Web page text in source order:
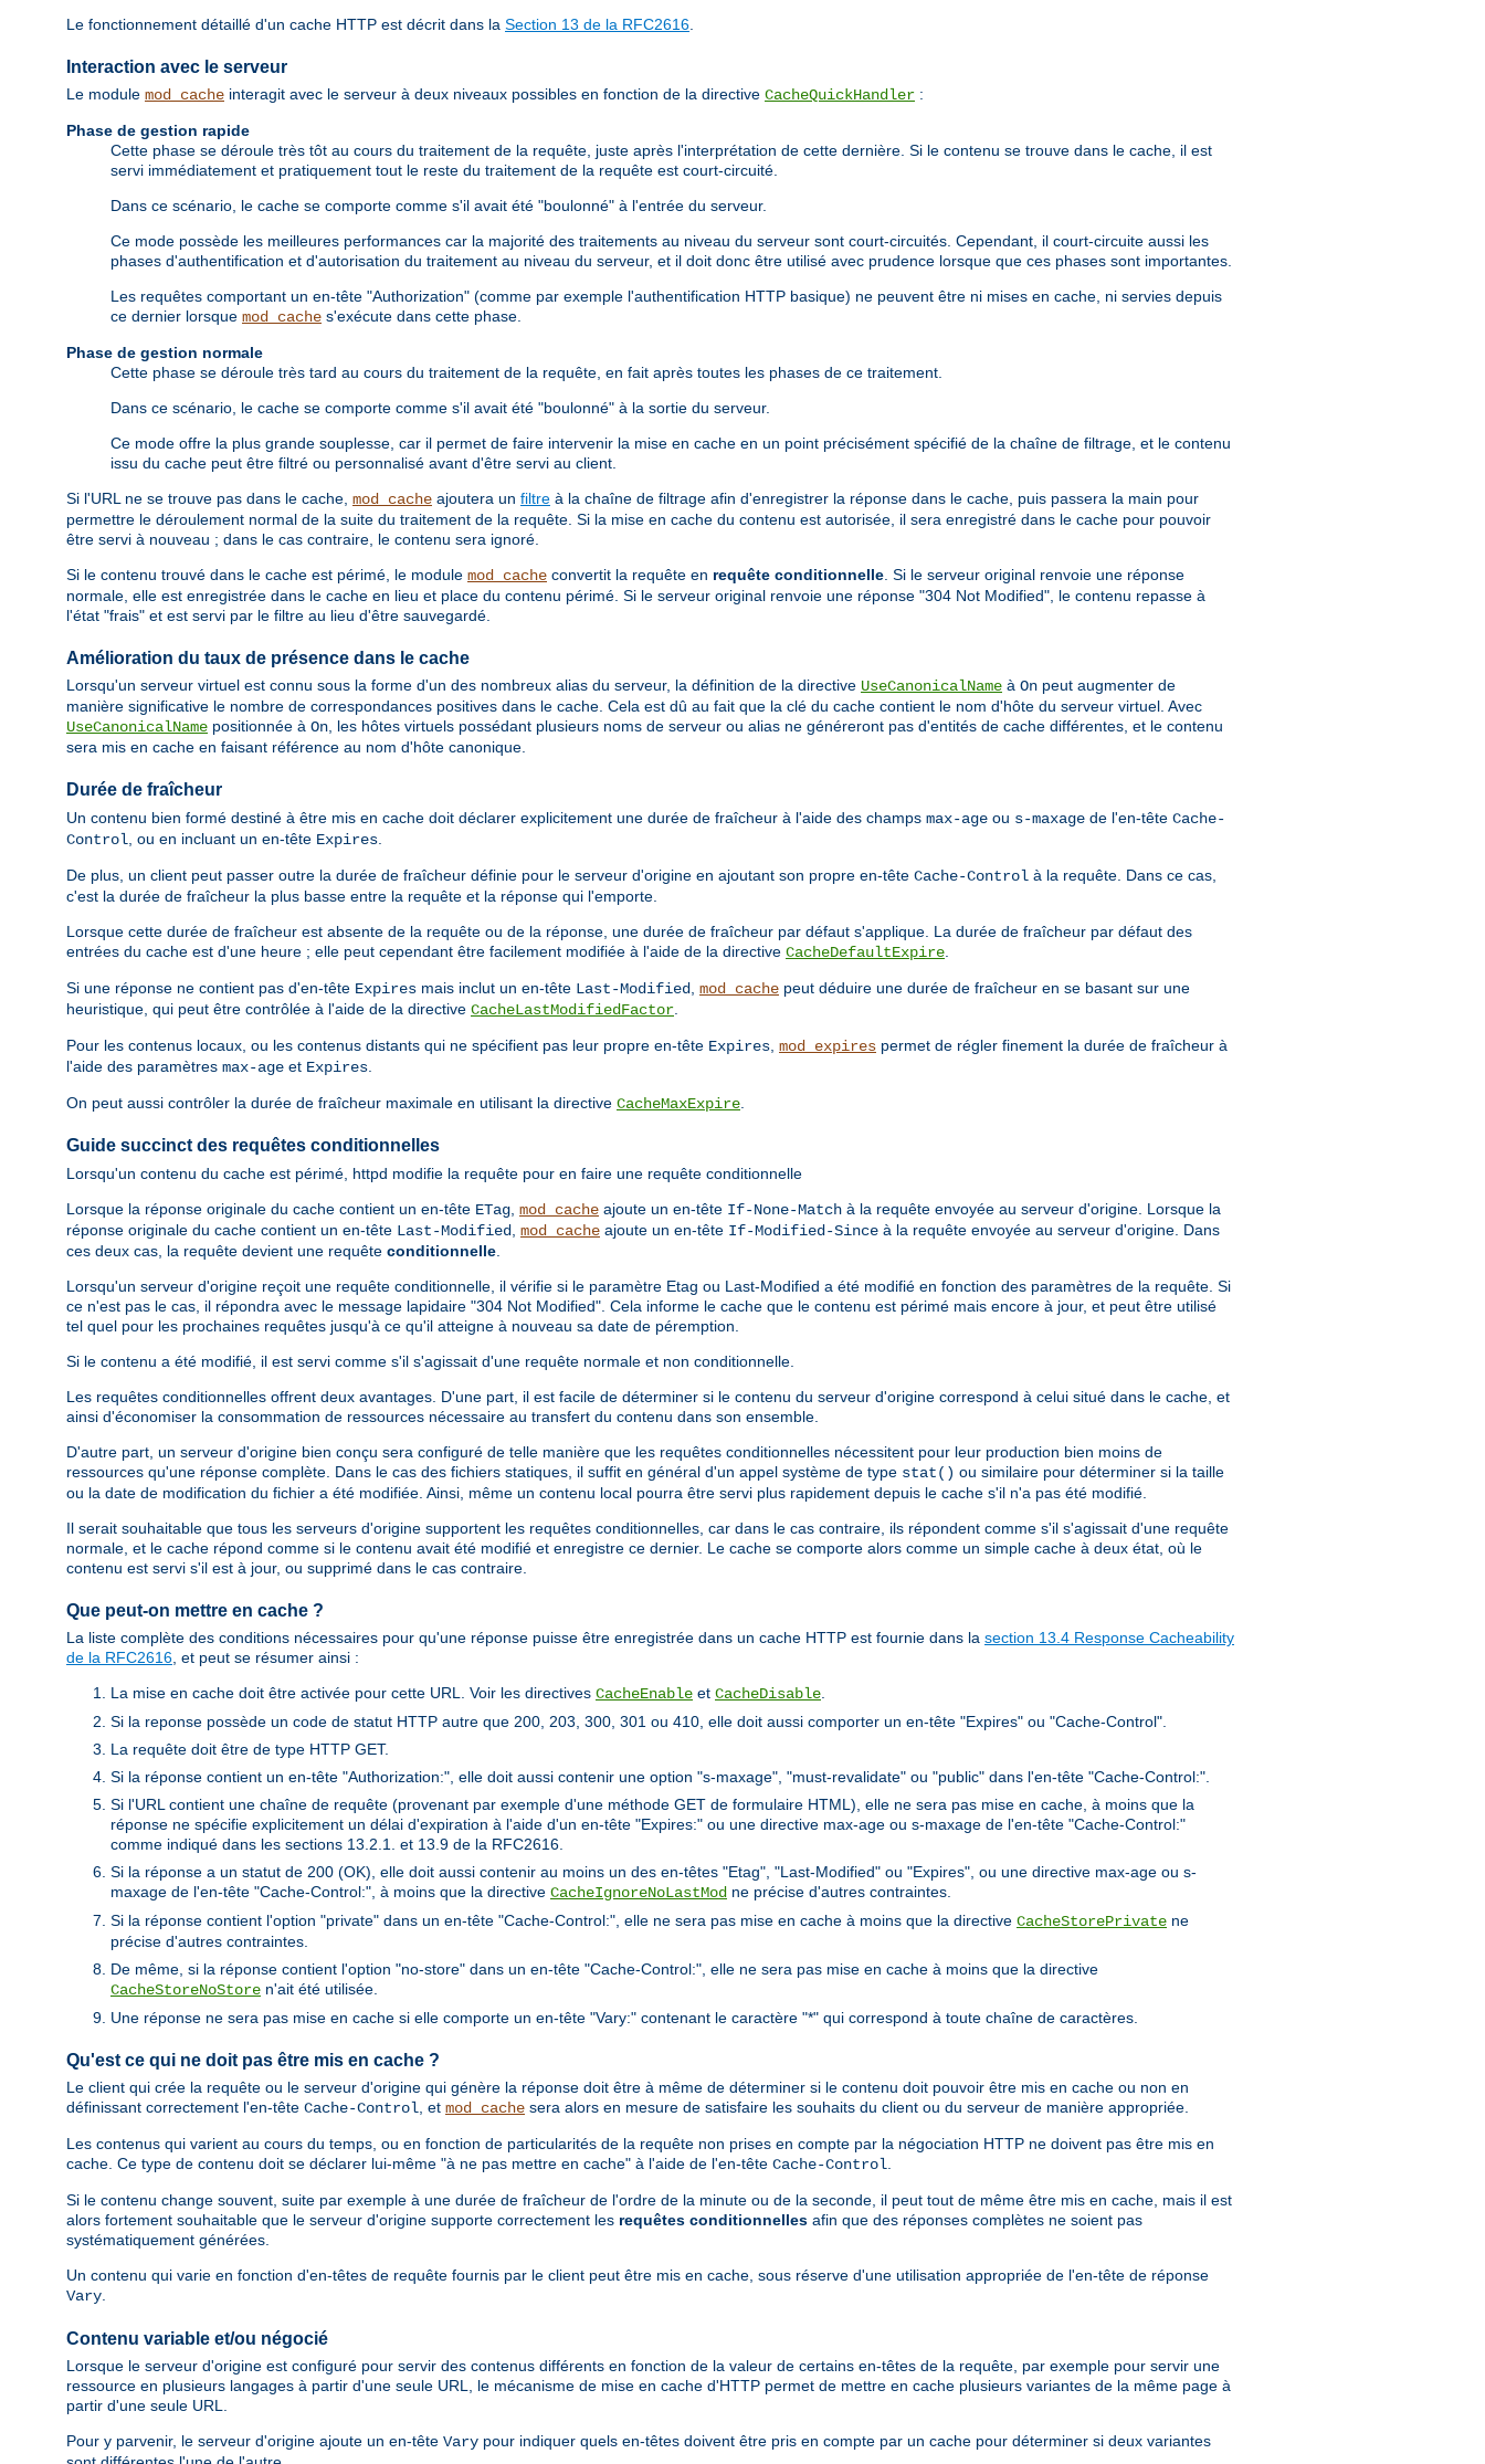
Le fonctionnement détaillé d'un cache HTTP est décrit dans la Section 13 de la RFC2616
Interaction avec le serveur
Le module mod_cache interagit avec le serveur à deux niveaux possibles en fonction de la directive CacheQuickHandler :
Phase de gestion rapide
Cette phase se déroule très tôt au cours du traitement de la requête, juste après l'interprétation de cette dernière. Si le contenu se trouve dans le cache, il est
servi immédiatement et pratiquement tout le reste du traitement de la requête est court-circuité.
Dans ce scénario, le cache se comporte comme s'il avait été "boulonné" à l'entrée du serveur.
Ce mode possède les meilleures performances car la majorité des traitements au niveau du serveur sont court-circuités. Cependant, il court-circuite aussi les
phases d'authentification et d'autorisation du traitement au niveau du serveur, et il doit donc être utilisé avec prudence lorsque que ces phases sont importantes.
Les requêtes comportant un en-tête "Authorization" (comme par exemple l'authentification HTTP basique) ne peuvent être ni mises en cache, ni servies depuis
ce dernier lorsque mod_cache s'exécute dans cette phase.
Phase de gestion normale
Cette phase se déroule très tard au cours du traitement de la requête, en fait après toutes les phases de ce traitement.
Dans ce scénario, le cache se comporte comme s'il avait été "boulonné" à la sortie du serveur.
Ce mode offre la plus grande souplesse, car il permet de faire intervenir la mise en cache en un point précisément spécifié de la chaîne de filtrage, et le contenu
issu du cache peut être filtré ou personnalisé avant d'être servi au client.
Si l'URL ne se trouve pas dans le cache, mod_cache ajoutera un filtre à la chaîne de filtrage afin d'enregistrer la réponse dans le cache, puis passera la main pour
permettre le déroulement normal de la suite du traitement de la requête. Si la mise en cache du contenu est autorisée, il sera enregistré dans le cache pour pouvoir
être servi à nouveau ; dans le cas contraire, le contenu sera ignoré.
Si le contenu trouvé dans le cache est périmé, le module mod_cache convertit la requête en requête conditionnelle. Si le serveur original renvoie une réponse
normale, elle est enregistrée dans le cache en lieu et place du contenu périmé. Si le serveur original renvoie une réponse "304 Not Modified", le contenu repasse à
l'état "frais" et est servi par le filtre au lieu d'être sauvegardé.
Amélioration du taux de présence dans le cache
Lorsqu'un serveur virtuel est connu sous la forme d'un des nombreux alias du serveur, la définition de la directive UseCanonicalName à On peut augmenter de
manière significative le nombre de correspondances positives dans le cache. Cela est dû au fait que la clé du cache contient le nom d'hôte du serveur virtuel. Avec
UseCanonicalName positionnée à On, les hôtes virtuels possédant plusieurs noms de serveur ou alias ne généreront pas d'entités de cache différentes, et le contenu
sera mis en cache en faisant référence au nom d'hôte canonique.
Durée de fraîcheur
Un contenu bien formé destiné à être mis en cache doit déclarer explicitement une durée de fraîcheur à l'aide des champs max-age ou s-maxage de l'en-tête Cache-
Control , ou en incluant un en-tête Expires
De plus, un client peut passer outre la durée de fraîcheur définie pour le serveur d'origine en ajoutant son propre en-tête Cache-Control à la requête. Dans ce cas,
c'est la durée de fraîcheur la plus basse entre la requête et la réponse qui l'emporte.
Lorsque cette durée de fraîcheur est absente de la requête ou de la réponse, une durée de fraîcheur par défaut s'applique. La durée de fraîcheur par défaut des
entrées du cache est d'une heure ; elle peut cependant être facilement modifiée à l'aide de la directive CacheDefaultExpire
Si une réponse ne contient pas d'en-tête Expires mais inclut un en-tête Last-Modified mod_cache peut déduire une durée de fraîcheur en se basant sur une
heuristique, qui peut être contrôlée à l'aide de la directive CacheLastModifiedFactor
Pour les contenus locaux, ou les contenus distants qui ne spécifient pas leur propre en-tête Expires mod_expires permet de régler finement la durée de fraîcheur à
l'aide des paramètres max-age et Expires
On peut aussi contrôler la durée de fraîcheur maximale en utilisant la directive CacheMaxExpire
Guide succinct des requêtes conditionnelles
Lorsqu'un contenu du cache est périmé, httpd modifie la requête pour en faire une requête conditionnelle
Lorsque la réponse originale du cache contient un en-tête ETag mod_cache ajoute un en-tête If-None-Match à la requête envoyée au serveur d'origine. Lorsque la
réponse originale du cache contient un en-tête Last-Modified mod_cache ajoute un en-tête If-Modified-Since à la requête envoyée au serveur d'origine. Dans
ces deux cas, la requête devient une requête conditionnelle
Lorsqu'un serveur d'origine reçoit une requête conditionnelle, il vérifie si le paramètre Etag ou Last-Modified a été modifié en fonction des paramètres de la requête. Si
ce n'est pas le cas, il répondra avec le message lapidaire "304 Not Modified". Cela informe le cache que le contenu est périmé mais encore à jour, et peut être utilisé
tel quel pour les prochaines requêtes jusqu'à ce qu'il atteigne à nouveau sa date de péremption.
Si le contenu a été modifié, il est servi comme s'il s'agissait d'une requête normale et non conditionnelle.
Les requêtes conditionnelles offrent deux avantages. D'une part, il est facile de déterminer si le contenu du serveur d'origine correspond à celui situé dans le cache, et
ainsi d'économiser la consommation de ressources nécessaire au transfert du contenu dans son ensemble.
D'autre part, un serveur d'origine bien conçu sera configuré de telle manière que les requêtes conditionnelles nécessitent pour leur production bien moins de
ressources qu'une réponse complète. Dans le cas des fichiers statiques, il suffit en général d'un appel système de type stat() ou similaire pour déterminer si la taille
ou la date de modification du fichier a été modifiée. Ainsi, même un contenu local pourra être servi plus rapidement depuis le cache s'il n'a pas été modifié.
Il serait souhaitable que tous les serveurs d'origine supportent les requêtes conditionnelles, car dans le cas contraire, ils répondent comme s'il s'agissait d'une requête
normale, et le cache répond comme si le contenu avait été modifié et enregistre ce dernier. Le cache se comporte alors comme un simple cache à deux état, où le
contenu est servi s'il est à jour, ou supprimé dans le cas contraire.
Que peut-on mettre en cache ?
La liste complète des conditions nécessaires pour qu'une réponse puisse être enregistrée dans un cache HTTP est fournie dans la section 13.4 Response Cacheability
de la RFC2616 , et peut se résumer ainsi :
La mise en cache doit être activée pour cette URL. Voir les directives CacheEnable et CacheDisable
Si la reponse possède un code de statut HTTP autre que 200, 203, 300, 301 ou 410, elle doit aussi comporter un en-tête "Expires" ou "Cache-Control".
La requête doit être de type HTTP GET.
Si la réponse contient un en-tête "Authorization:", elle doit aussi contenir une option "s-maxage", "must-revalidate" ou "public" dans l'en-tête "Cache-Control:".
Si l'URL contient une chaîne de requête (provenant par exemple d'une méthode GET de formulaire HTML), elle ne sera pas mise en cache, à moins que la
réponse ne spécifie explicitement un délai d'expiration à l'aide d'un en-tête "Expires:" ou une directive max-age ou s-maxage de l'en-tête "Cache-Control:"
comme indiqué dans les sections 13.2.1. et 13.9 de la RFC2616.
Si la réponse a un statut de 200 (OK), elle doit aussi contenir au moins un des en-têtes "Etag", "Last-Modified" ou "Expires", ou une directive max-age ou s-
maxage de l'en-tête "Cache-Control:", à moins que la directive CacheIgnoreNoLastMod ne précise d'autres contraintes.
Si la réponse contient l'option "private" dans un en-tête "Cache-Control:", elle ne sera pas mise en cache à moins que la directive CacheStorePrivate ne
précise d'autres contraintes.
De même, si la réponse contient l'option "no-store" dans un en-tête "Cache-Control:", elle ne sera pas mise en cache à moins que la directive
CacheStoreNoStore n'ait été utilisée.
Une réponse ne sera pas mise en cache si elle comporte un en-tête "Vary:" contenant le caractère "*" qui correspond à toute chaîne de caractères.
Qu'est ce qui ne doit pas être mis en cache ?
Le client qui crée la requête ou le serveur d'origine qui génère la réponse doit être à même de déterminer si le contenu doit pouvoir être mis en cache ou non en
définissant correctement l'en-tête Cache-Control , et mod_cache sera alors en mesure de satisfaire les souhaits du client ou du serveur de manière appropriée.
Les contenus qui varient au cours du temps, ou en fonction de particularités de la requête non prises en compte par la négociation HTTP ne doivent pas être mis en
cache. Ce type de contenu doit se déclarer lui-même "à ne pas mettre en cache" à l'aide de l'en-tête Cache-Control
Si le contenu change souvent, suite par exemple à une durée de fraîcheur de l'ordre de la minute ou de la seconde, il peut tout de même être mis en cache, mais il est
alors fortement souhaitable que le serveur d'origine supporte correctement les requêtes conditionnelles afin que des réponses complètes ne soient pas
systématiquement générées.
Un contenu qui varie en fonction d'en-têtes de requête fournis par le client peut être mis en cache, sous réserve d'une utilisation appropriée de l'en-tête de réponse
Vary
Contenu variable et/ou négocié
Lorsque le serveur d'origine est configuré pour servir des contenus différents en fonction de la valeur de certains en-têtes de la requête, par exemple pour servir une
ressource en plusieurs langages à partir d'une seule URL, le mécanisme de mise en cache d'HTTP permet de mettre en cache plusieurs variantes de la même page à
partir d'une seule URL.
Pour y parvenir, le serveur d'origine ajoute un en-tête Vary pour indiquer quels en-têtes doivent être pris en compte par un cache pour déterminer si deux variantes